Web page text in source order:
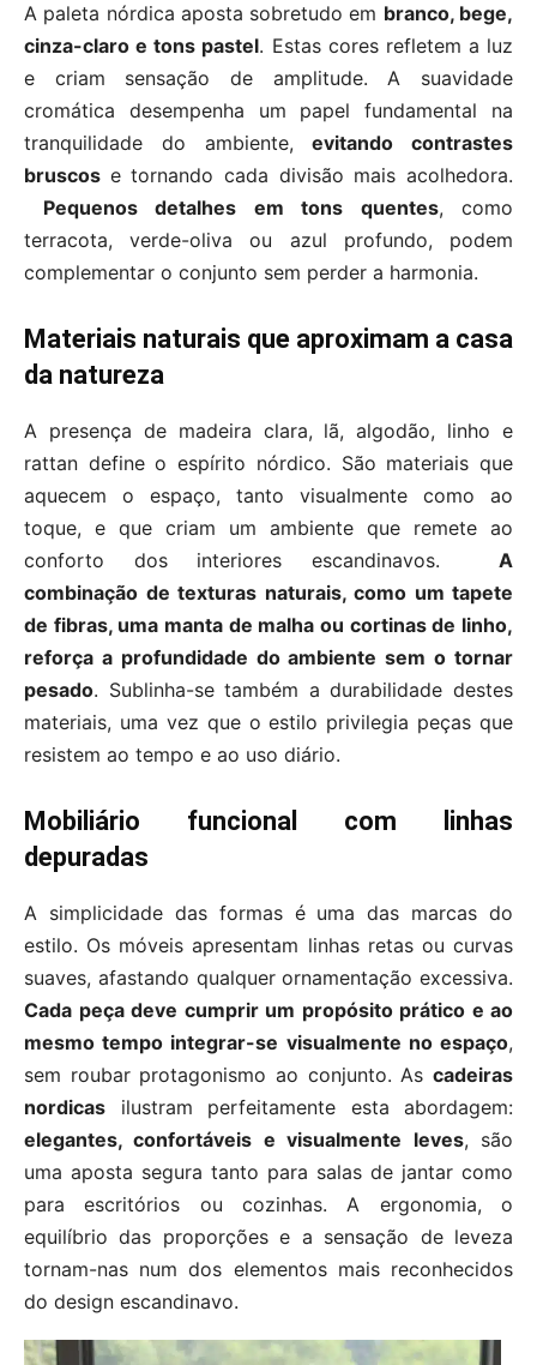
A paleta nórdica aposta sobretudo em branco, bege,
cinza-claro e tons pastel. Estas cores refletem a luz
e criam sensação de amplitude. A suavidade
cromática desempenha um papel fundamental na
tranquilidade do ambiente,evitando contrastes
bruscos e tornando cada divisão mais acolhedora.
Pequenos detalhes em tons quentes, como
terracota, verde-oliva ou azul profundo, podem
complementar o conjunto sem perder a harmonia.
Materiais naturais que aproximam a casa
da natureza
A presença de madeira clara, lã, algodão, linho e
rattan define o espírito nórdico. São materiais que
aquecem o espaço, tanto visualmente como ao
toque, e que criam um ambiente que remete ao
conforto dos interiores escandinavos. A
combinação de texturas naturais, como um tapete
de fibras, uma manta de malha ou cortinas de linho,
reforça a profundidade do ambiente sem o tornar
pesado. Sublinha-se também a durabilidade destes
materiais, uma vez que o estilo privilegia peças que
resistem ao tempo e ao uso diário.
Mobiliário funcional com linhas
depuradas
A simplicidade das formas é uma das marcas do
estilo. Os móveis apresentam linhas retas ou curvas
suaves, afastando qualquer ornamentação excessiva.
Cada peça deve cumprir um propósito prático e ao
mesmo tempo integrar-se visualmente no espaço,
sem roubar protagonismo ao conjunto. As cadeiras
nordicas ilustram perfeitamente esta abordagem:
elegantes, confortáveis e visualmente leves, são
uma aposta segura tanto para salas de jantar como
para escritórios ou cozinhas. A ergonomia, o
equilíbrio das proporções e a sensação de leveza
tornam-nas num dos elementos mais reconhecidos
do design escandinavo.